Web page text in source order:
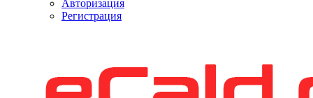
Авторизация
Регистрация